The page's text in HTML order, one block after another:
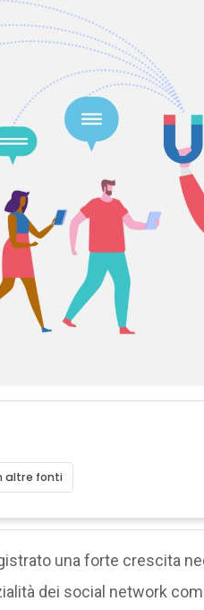
altre fonti
una forte crescita
dei social network